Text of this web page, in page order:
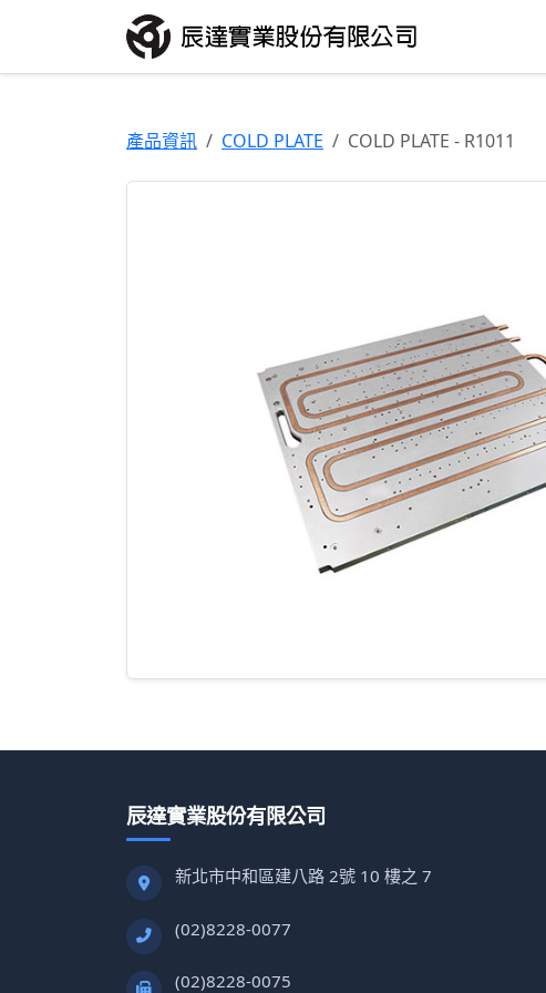
產品資訊 COLD PLATE COLD PLATE - R1011
辰達實業股份有限公司
新北市中和區建八路 2號 10 樓之 7
(02)8228-0077
(02)8228-0075